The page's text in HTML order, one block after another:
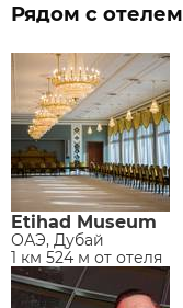
Рядом с отелем
Etihad Museum
ОАЭ, Дубай
1 км 524 м от отеля